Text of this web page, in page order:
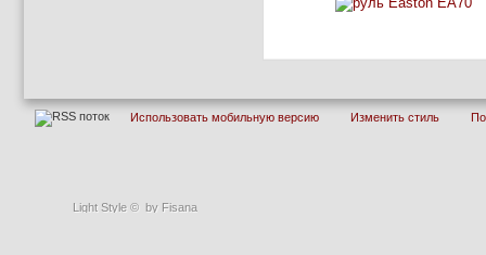
Light Style © by Fisana
Использовать мобильную версию Изменить стиль